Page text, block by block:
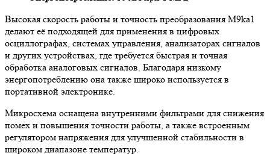
Высокая скорость работы и точность преобразования M9ka1
делают её подходящей для применения в цифровых
осциллографах, системах управления, анализаторах сигналов
и других устройствах, где требуется быстрая и точная
обработка аналоговых сигналов. Благодаря низкому
энергопотреблению она также широко используется в
портативной электронике.
Микросхема оснащена внутренними фильтрами для снижения
помех и повышения точности работы, а также встроенным
регулятором напряжения для улучшенной стабильности в
широком диапазоне температур.